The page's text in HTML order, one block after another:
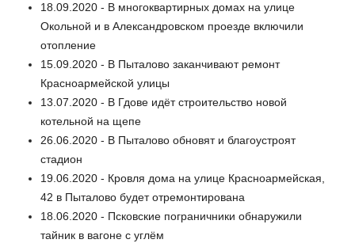
18.09.2020 - В многоквартирных домах на улице
Окольной и в Александровском проезде включили
отопление
15.09.2020 - В Пыталово заканчивают ремонт
Красноармейской улицы
13.07.2020 - В Гдове идёт строительство новой
котельной на щепе
26.06.2020 - В Пыталово обновят и благоустроят
стадион
19.06.2020 - Кровля дома на улице Красноармейская,
42 в Пыталово будет отремонтирована
18.06.2020 - Псковские пограничники обнаружили
тайник в вагоне с углём